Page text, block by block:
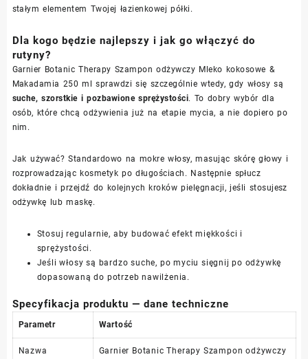
stałym elementem Twojej łazienkowej półki.
Dla kogo będzie najlepszy i jak go włączyć do
rutyny?
Garnier Botanic Therapy Szampon odżywczy Mleko kokosowe &
Makadamia 250 ml sprawdzi się szczególnie wtedy, gdy włosy są
suche, szorstkie i pozbawione sprężystości. To dobry wybór dla
osób, które chcą odżywienia już na etapie mycia, a nie dopiero po
nim.
Jak używać? Standardowo na mokre włosy, masując skórę głowy i
rozprowadzając kosmetyk po długościach. Następnie spłucz
dokładnie i przejdź do kolejnych kroków pielęgnacji, jeśli stosujesz
odżywkę lub maskę.
Stosuj regularnie, aby budować efekt miękkości i
sprężystości.
Jeśli włosy są bardzo suche, po myciu sięgnij po odżywkę
dopasowaną do potrzeb nawilżenia.
Specyfikacja produktu — dane techniczne
Parametr Wartość
Nazwa
Garnier Botanic Therapy Szampon odżywczy